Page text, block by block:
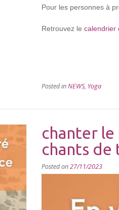
Pour les personnes à
Retrouvez le calendrier
Posted inNEWS, Yoga
chanter le
chants
Posted on27/11/2023